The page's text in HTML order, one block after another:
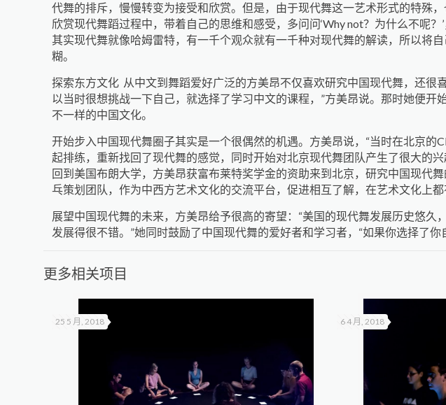
代舞的排斥，慢慢转变为接受和欣赏。但是，由于现代舞这一艺术形式的特殊
欣赏现代舞蹈过程中，带着自己的思维和感受，多问问‘Why not？为什么不呢
其实现代舞就像哈姆雷特，有一千个观众就有一千种对现代舞的解读，所以将
糊。
探索东方文化 从中文到舞蹈爱好广泛的方美昂不仅喜欢研究中国现代舞，还
以当时很想挑战一下自己，就选择了学习中文的课程，”方美昂说。那时她便
不一样的中国文化。
开始步入中国现代舞圈子其实是一个很偶然的机遇。方美昂说，“当时在北京
起排练，重新找回了现代舞的感觉，同时开始对北京现代舞团队产生了很大的
回到美国布朗大学，方美昂获富布莱特奖学金的资助来到北京，研究中国现代
乓策划团队，作为中西方艺术文化的交流平台，促进相互了解，在艺术文化上都
展望中国现代舞的未来，方美昂给予很高的寄望：“美国的现代舞发展历史悠
发展得很不错。”她同时鼓励了中国现代舞的爱好者和学习者，“如果你选择了
更多相关项目
25 5 月, 2018 6 4 月, 2018